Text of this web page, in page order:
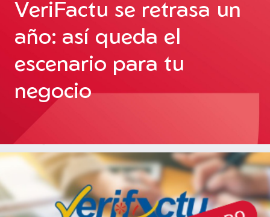
VeriFactu se retrasa un
año: así queda el
escenario para tu
negocio